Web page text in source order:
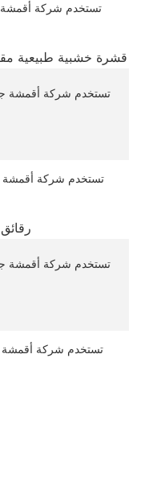
قشرة خشبية طبيعية
رقائق ذهبية